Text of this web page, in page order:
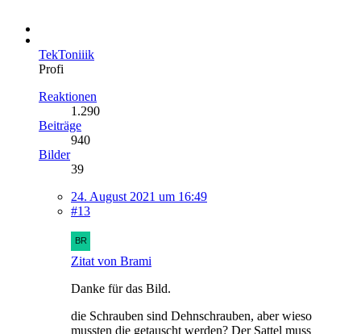
TekToniiik
Profi
Reaktionen
1.290
Beiträge
940
Bilder
39
24. August 2021 um 16:49
#13
Zitat von Brami
Danke für das Bild.
die Schrauben sind Dehnschrauben, aber wieso
mussten die getauscht werden? Der Sattel muss